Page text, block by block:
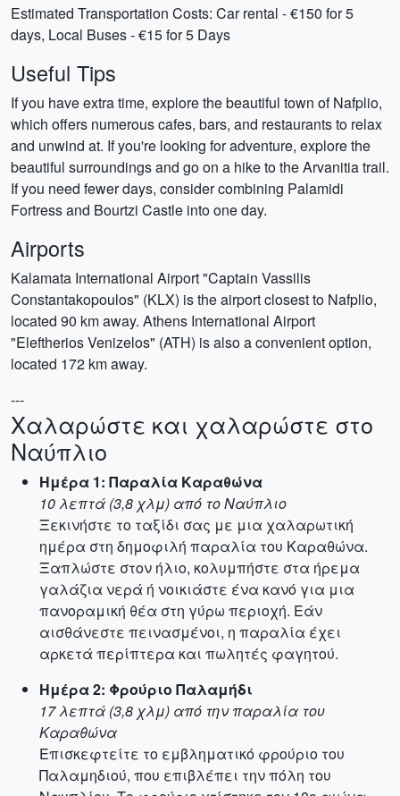
Estimated Transportation Costs: Car rental - €150 for 5
days, Local Buses - €15 for 5 Days
Useful Tips
If you have extra time, explore the beautiful town of Nafplio,
which offers numerous cafes, bars, and restaurants to relax
and unwind at. If you're looking for adventure, explore the
beautiful surroundings and go on a hike to the Arvanitia trail.
If you need fewer days, consider combining Palamidi
Fortress and Bourtzi Castle into one day.
Airports
Kalamata International Airport "Captain Vassilis
Constantakopoulos" (KLX) is the airport closest to Nafplio,
located 90 km away. Athens International Airport
"Eleftherios Venizelos" (ATH) is also a convenient option,
located 172 km away.
---
Χαλαρώστε και χαλαρώστε στο
Ναύπλιο
Ημέρα 1: Παραλία Καραθώνα
10 λεπτά (3,8 χλμ) από το Ναύπλιο
Ξεκινήστε το ταξίδι σας με μια χαλαρωτική
ημέρα στη δημοφιλή παραλία του Καραθώνα.
Ξαπλώστε στον ήλιο, κολυμπήστε στα ήρεμα
γαλάζια νερά ή νοικιάστε ένα κανό για μια
πανοραμική θέα στη γύρω περιοχή. Εάν
αισθάνεστε πεινασμένοι, η παραλία έχει
αρκετά περίπτερα και πωλητές φαγητού.
Ημέρα 2: Φρούριο Παλαμήδι
17 λεπτά (3,8 χλμ) από την παραλία του
Καραθώνα
Επισκεφτείτε το εμβληματικό φρούριο του
Παλαμηδιού, που επιβλέπει την πόλη του